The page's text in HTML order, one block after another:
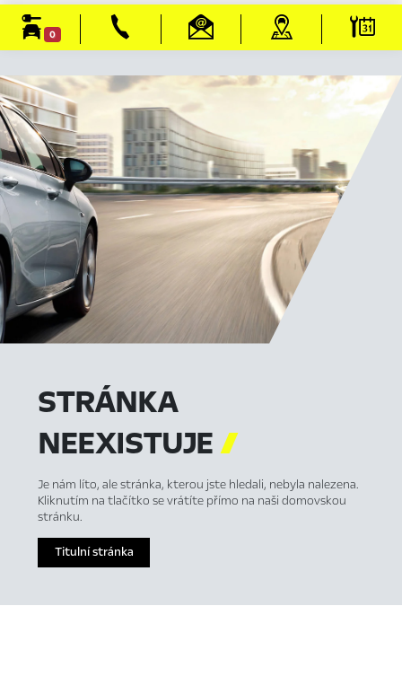
0
STRÁNKA
NEEXISTUJE
Je nám líto, ale stránka, kterou jste hledali, nebyla nalezena.
Kliknutím na tlačítko se vrátíte přímo na naši domovskou
stránku.
Titulní stránka